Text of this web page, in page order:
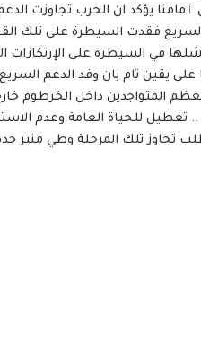
ٱمامنا يؤكد ان الحرب تجاوزت
السريع فقدت السيطرة على تلك
في السيطرة على
على يقين تام بان وفد الدعم
المتواجدين داخل الخرطوم
تعطيل للحياة العامة وعدم
تجاوز تلك المرحلة وطي منبر